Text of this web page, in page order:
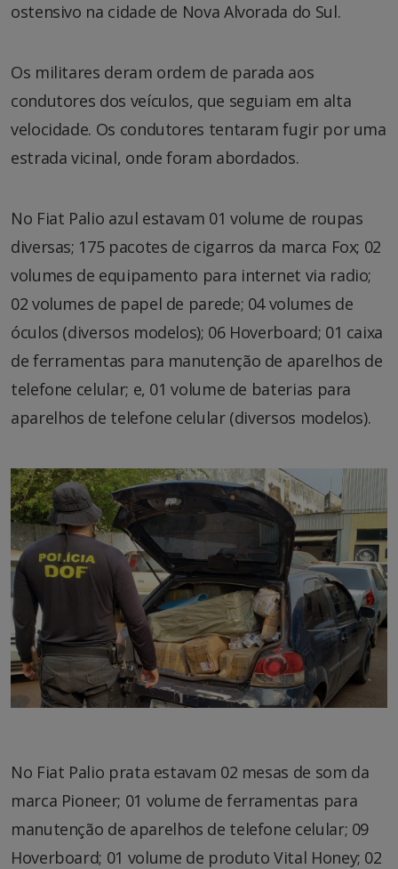
ostensivo na cidade de Nova Alvorada do Sul.
Os militares deram ordem de parada aos
condutores dos veículos, que seguiam em alta
velocidade. Os condutores tentaram fugir por uma
estrada vicinal, onde foram abordados.
No Fiat Palio azul estavam 01 volume de roupas
diversas; 175 pacotes de cigarros da marca Fox; 02
volumes de equipamento para internet via radio;
02 volumes de papel de parede; 04 volumes de
óculos (diversos modelos); 06 Hoverboard; 01 caixa
de ferramentas para manutenção de aparelhos de
telefone celular; e, 01 volume de baterias para
aparelhos de telefone celular (diversos modelos).
No Fiat Palio prata estavam 02 mesas de som da
marca Pioneer; 01 volume de ferramentas para
manutenção de aparelhos de telefone celular; 09
Hoverboard; 01 volume de produto Vital Honey; 02